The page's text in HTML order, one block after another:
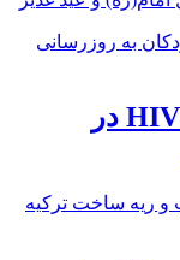
راهنمای مصرف داروهای HIV در